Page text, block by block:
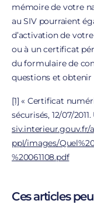
mémoire de votre
au SIV pourraient
d’activation de
ou à un certificat
du formulaire de
questions et obtenir
[1] « Certificat
sécurisés, 12/07/2011.
siv.interieur.gouv.fr/
ppl/images/
%20061108.pdf
Ces articles